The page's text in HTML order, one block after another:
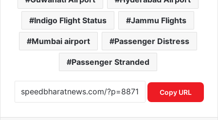
Indigo Flight Status Jammu Flights
Mumbai airport Passenger Distress
Passenger Stranded
Copy URL